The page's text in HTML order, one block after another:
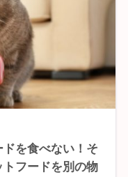
を食べない！そ
フードを別の物